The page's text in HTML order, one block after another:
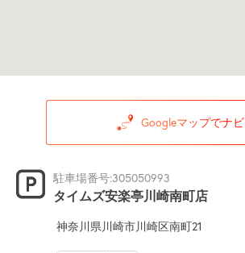
Googleマップでナビ
駐車場番号:305050993
タイムズ安楽亭川崎南町店
神奈川県川崎市川崎区南町21